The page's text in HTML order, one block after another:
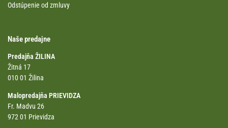
Odstúpenie od zmluvy
Naše predajne
Predajňa ŽILINA
Žitná 17
010 01 Žilina
Malopredajňa PRIEVIDZA
Fr. Madvu 26
972 01 Prievidza